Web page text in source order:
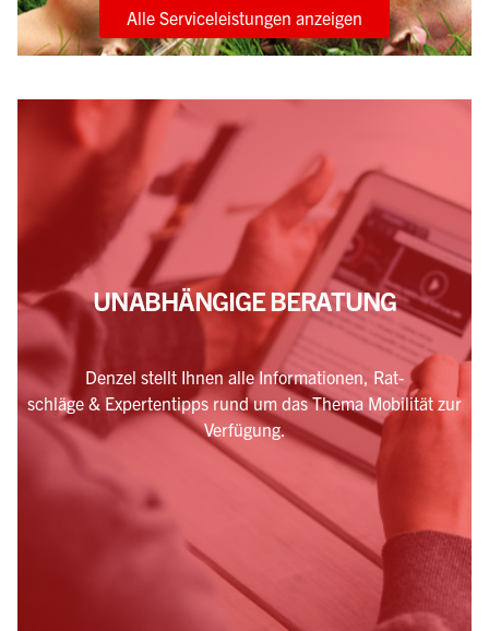
Alle Serviceleistungen anzeigen
UNABHÄNGIGE BERATUNG
Denzel stellt Ihnen alle Informationen, Rat-
schläge & Expertentipps rund um das Thema Mobilität zur
Verfügung.